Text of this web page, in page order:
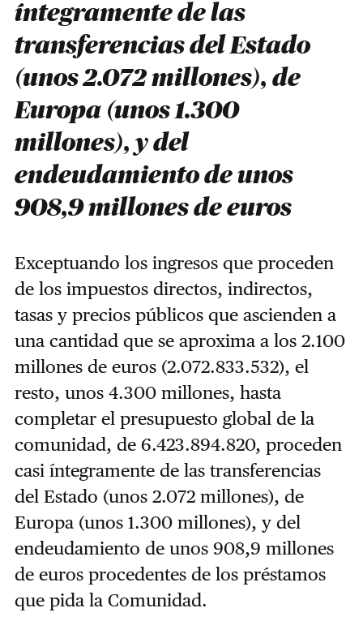
íntegramente de las
transferencias del Estado
(unos 2.072 millones), de
Europa (unos 1.300
millones), y del
endeudamiento de unos
908,9 millones de euros
Exceptuando los ingresos que proceden
de los impuestos directos, indirectos,
tasas y precios públicos que ascienden a
una cantidad que se aproxima a los 2.100
millones de euros (2.072.833.532), el
resto, unos 4.300 millones, hasta
completar el presupuesto global de la
comunidad, de 6.423.894.820, proceden
casi íntegramente de las transferencias
del Estado (unos 2.072 millones), de
Europa (unos 1.300 millones), y del
endeudamiento de unos 908,9 millones
de euros procedentes de los préstamos
que pida la Comunidad.